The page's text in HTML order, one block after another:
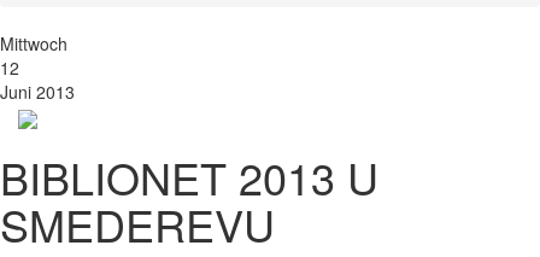
Mittwoch
12
Juni 2013
BIBLIONET 2013 U
SMEDEREVU